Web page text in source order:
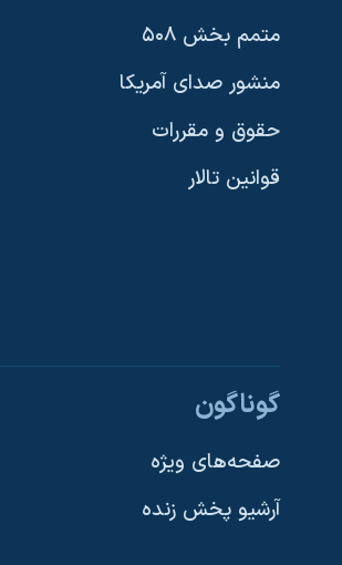
دنبال کنید
زبانهای مختلف
متمم بخش ۵۰۸
منشور صدای آمریکا
حقوق و مقررات
قوانین تالار
گوناگون
صفحه‌های ویژه
آرشیو پخش زنده